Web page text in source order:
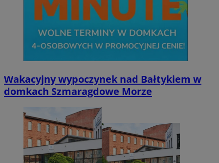
Wakacyjny wypoczynek nad Bałtykiem w
domkach Szmaragdowe Morze